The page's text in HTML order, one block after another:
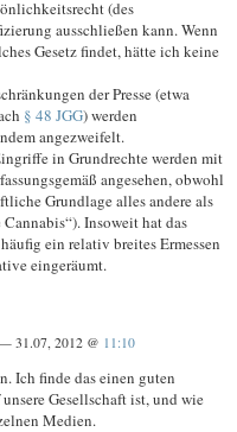
(des
ausschließen kann. Wenn
Gesetz findet, hätte ich keine
der Presse (etwa
§ 48 JGG) werden
angezweifelt.
in Grundrechte werden mit
angesehen, obwohl
Grundlage alles andere als
Insoweit hat das
ein relativ breites Ermessen
eingeräumt.
31.07, 2012 @ 11:10
Ich finde das einen guten
Gesellschaft ist, und wie
Medien.